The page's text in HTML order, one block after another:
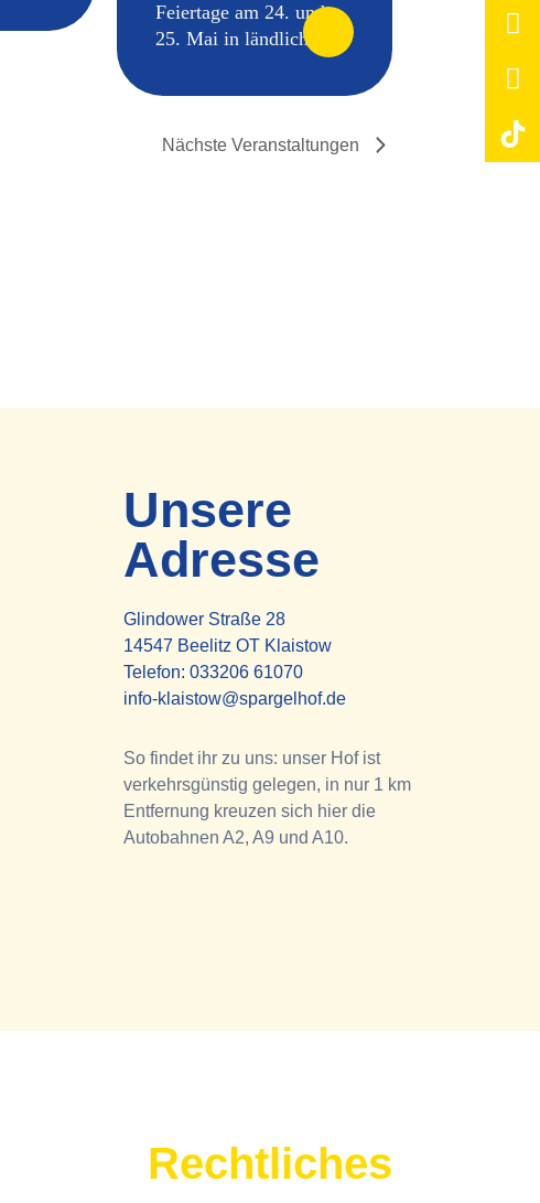
Feiertage am 24. und
25. Mai in ländliche...
Nächste Veranstaltungen
Unsere
Adresse
Glindower Straße 28
14547 Beelitz OT Klaistow
Telefon: 033206 61070
info-klaistow@spargelhof.de
So findet ihr zu uns: unser Hof ist
verkehrsgünstig gelegen, in nur 1 km
Entfernung kreuzen sich hier die
Autobahnen A2, A9 und A10.
Rechtliches